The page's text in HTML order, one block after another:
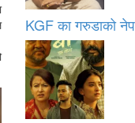
KGF का गरुडाको